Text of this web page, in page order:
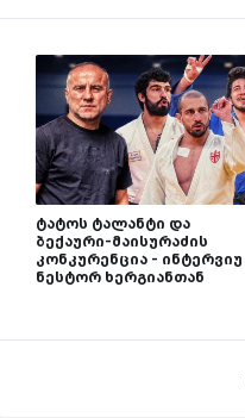
ტატოს ტალანტი და
ბექაური-მაისურაძის
კონკურენცია - ინტერვიუ
ნესტორ ხერგიანთან